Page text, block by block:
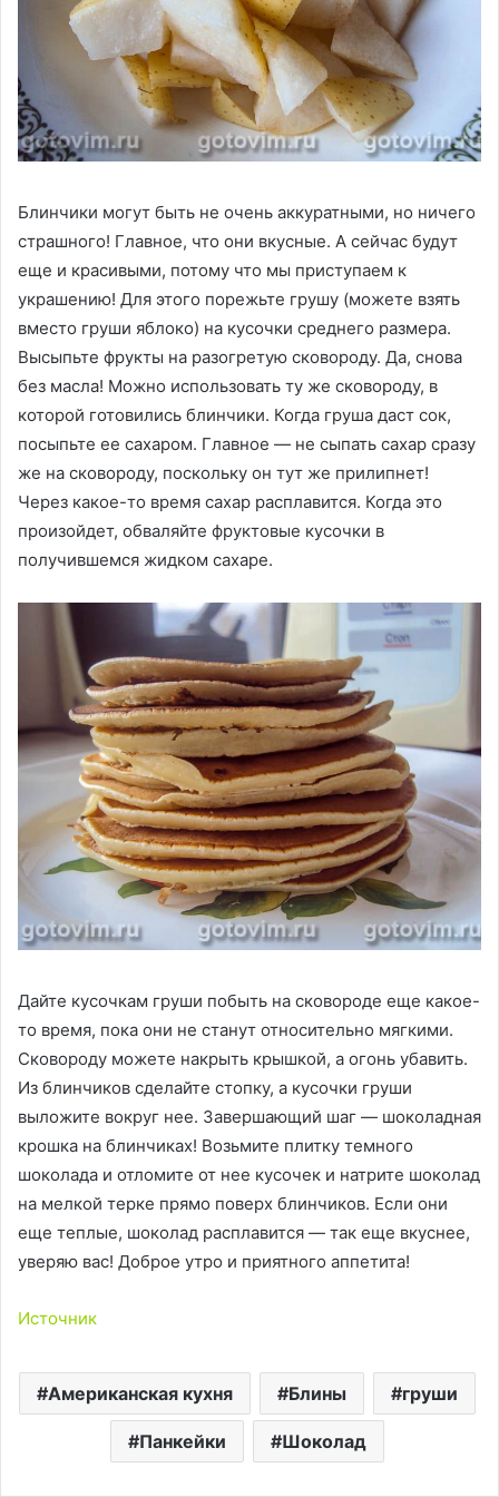
Блинчики могут быть не очень аккуратными, но ничего
страшного! Главное, что они вкусные. А сейчас будут
еще и красивыми, потому что мы приступаем к
украшению! Для этого порежьте грушу (можете взять
вместо груши яблоко) на кусочки среднего размера.
Высыпьте фрукты на разогретую сковороду. Да, снова
без масла! Можно использовать ту же сковороду, в
которой готовились блинчики. Когда груша даст сок,
посыпьте ее сахаром. Главное — не сыпать сахар сразу
же на сковороду, поскольку он тут же прилипнет!
Через какое-то время сахар расплавится. Когда это
произойдет, обваляйте фруктовые кусочки в
получившемся жидком сахаре.
Дайте кусочкам груши побыть на сковороде еще какое-
то время, пока они не станут относительно мягкими.
Сковороду можете накрыть крышкой, а огонь убавить.
Из блинчиков сделайте стопку, а кусочки груши
выложите вокруг нее. Завершающий шаг — шоколадная
крошка на блинчиках! Возьмите плитку темного
шоколада и отломите от нее кусочек и натрите шоколад
на мелкой терке прямо поверх блинчиков. Если они
еще теплые, шоколад расплавится — так еще вкуснее,
уверяю вас! Доброе утро и приятного аппетита!
Источник
Американская кухня Блины груши
Панкейки Шоколад